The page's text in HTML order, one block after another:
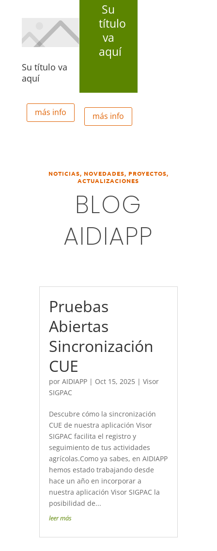
Su título va
aquí
más info
Su
título
va
aquí
más info
NOTICIAS, NOVEDADES, PROYECTOS,
ACTUALIZACIONES
BLOG
AIDIAPP
Pruebas
Abiertas
Sincronización
CUE
por AIDIAPP| Oct 15, 2025| Visor
SIGPAC
Descubre cómo la sincronización
CUE de nuestra aplicación Visor
SIGPAC facilita el registro y
seguimiento de tus actividades
agrícolas.Como ya sabes, en AIDIAPP
hemos estado trabajando desde
hace un año en incorporar a
nuestra aplicación Visor SIGPAC la
posibilidad de...
leer más